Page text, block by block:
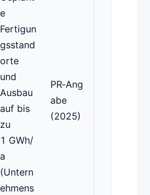
e
Fertigun
gsstand
orte
und
Ausbau
auf bis
zu
1 GWh/
a
(Untern
ehmens
PR‑Ang
abe
(2025)